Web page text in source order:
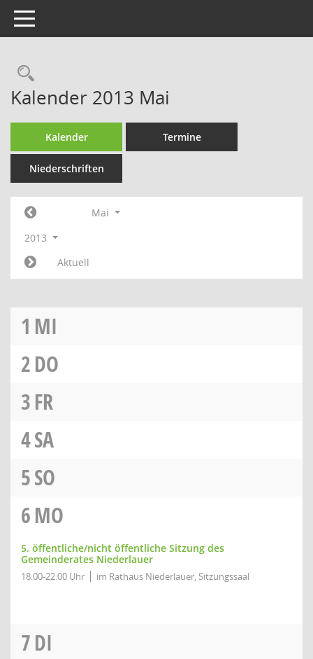
Toggle navigation
Rechercheauswahl
Kalender 2013 Mai
Kalender Termine
Niederschriften
Mai
2013
Aktuell
1 MI
2DO
3FR
4SA
5SO
6MO
5. öffentliche/nicht öffentliche Sitzung des
Gemeinderates Niederlauer
18:00-22:00 Uhr im Rathaus Niederlauer, Sitzungssaal
7DI